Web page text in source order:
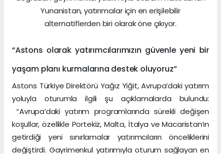
Yunanistan, yatırımcılar için en erişilebilir
alternatiflerden biri olarak öne çıkıyor.
“Astons olarak yatırımcılarımızın güvenle yeni bir
yaşam planı kurmalarına destek oluyoruz”
Astons Türkiye Direktörü Yağız Yiğit, Avrupa’daki yatırım
yoluyla oturumla ilgili şu açıklamalarda bulundu:
“Avrupa’daki yatırım programlarında sürekli değişen
koşullar, özellikle Portekiz, Malta, İtalya ve Macaristan’ın
getirdiği yeni sınırlamalar yatırımcıların önceliklerini
değiştirdi. Gayrimenkul yatırımıyla oturum sağlayan en